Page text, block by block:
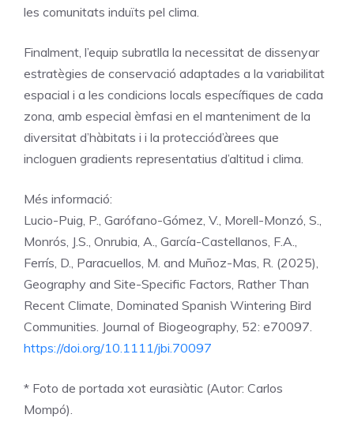
les comunitats induïts pel clima.
Finalment, l’equip subratlla la necessitat de dissenyar
estratègies de conservació adaptades a la variabilitat
espacial i a les condicions locals específiques de cada
zona, amb especial èmfasi en el manteniment de la
diversitat d’hàbitats i i la protecciód’àrees que
incloguen gradients representatius d’altitud i clima.
Més informació:
Lucio-Puig, P., Garófano-Gómez, V., Morell-Monzó, S.,
Monrós, J.S., Onrubia, A., García-Castellanos, F.A.,
Ferrís, D., Paracuellos, M. and Muñoz-Mas, R. (2025),
Geography and Site-Specific Factors, Rather Than
Recent Climate, Dominated Spanish Wintering Bird
Communities. Journal of Biogeography, 52: e70097.
https://doi.org/10.1111/jbi.70097
* Foto de portada xot eurasiàtic (Autor: Carlos
Mompó).